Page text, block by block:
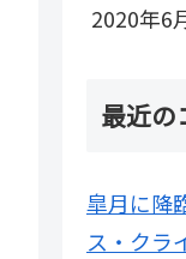
2020年6
最近の
皐月に降
ス・クラ